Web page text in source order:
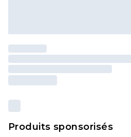
Produits sponsorisés